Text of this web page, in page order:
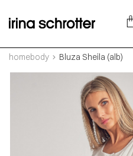
homebody Bluza Sheila (alb)